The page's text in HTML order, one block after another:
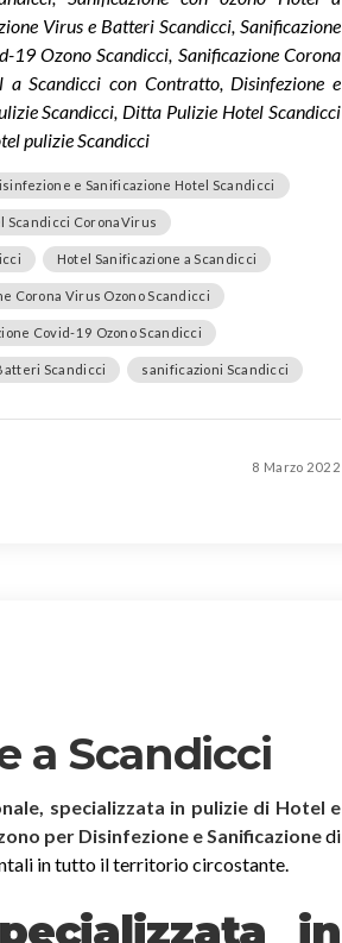
Virus e Batteri Scandicci, Sanificazione
19 Ozono Scandicci, Sanificazione Corona
Scandicci con Contratto, Disinfezione e
Scandicci, Ditta Pulizie Hotel Scandicci
pulizie Scandicci
e Sanificazione Hotel Scandicci
Scandicci CoronaVirus
Hotel Sanificazione a Scandicci
Corona Virus Ozono Scandicci
Covid-19 Ozono Scandicci
Scandicci sanificazioni Scandicci
8 Marzo 2022
a Scandicci
specializzata in pulizie di Hotel e
per Disinfezione e Sanificazionedi
in tutto il territorio circostante.
in